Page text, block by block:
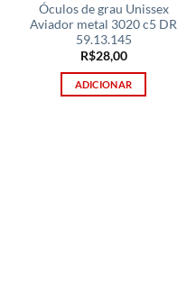
Óculos de grau Unissex
Aviador metal 3020 c5 DR
59.13.145
R$28,00
ADICIONAR